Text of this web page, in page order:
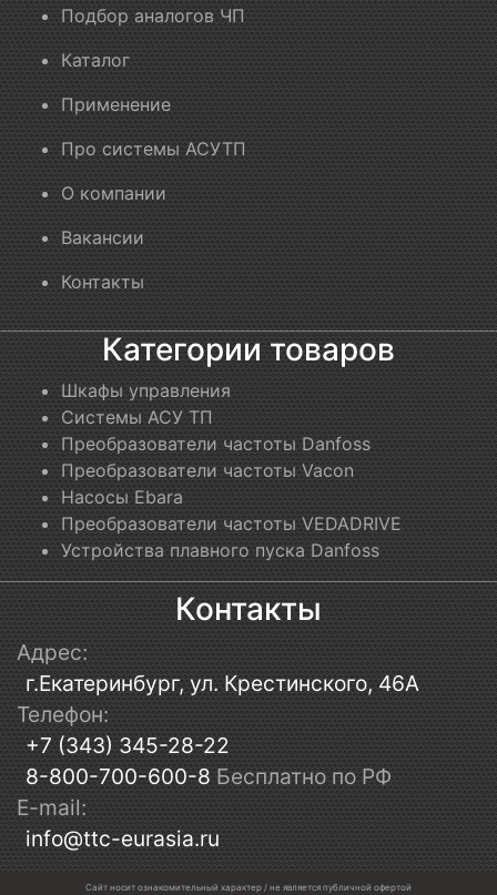
Подбор аналогов ЧП
Каталог
Применение
Про системы АСУТП
О компании
Вакансии
Контакты
Категории товаров
Шкафы управления
Системы АСУ ТП
Преобразователи частоты Danfoss
Преобразователи частоты Vacon
Насосы Ebara
Преобразователи частоты VEDADRIVE
Устройства плавного пуска Danfoss
Контакты
Адрес:
г.Екатеринбург, ул. Крестинского, 46А
Телефон:
+7 (343) 345-28-22
8-800-700-600-8 Бесплатно по РФ
E-mail:
info@ttc-eurasia.ru
Сайт носит ознакомительный характер / не является публичной офертой